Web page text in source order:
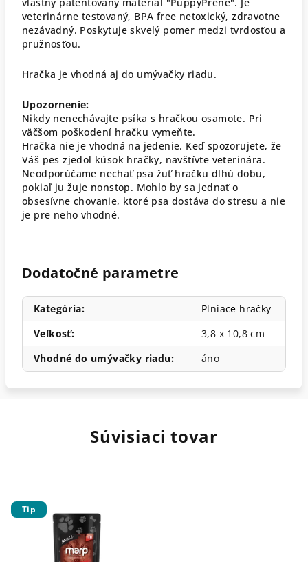
veterinárne testovaný, BPA free netoxický, zdravotne
nezávadný. Poskytuje skvelý pomer medzi tvrdosťou a
pružnosťou.
Hračka je vhodná aj do umývačky riadu.
Upozornenie:
Nikdy nenechávajte psíka s hračkou osamote. Pri
väčšom poškodení hračku vymeňte.
Hračka nie je vhodná na jedenie. Keď spozorujete, že
Váš pes zjedol kúsok hračky, navštívte veterinára.
Neodporúčame nechať psa žuť hračku dlhú dobu,
pokiaľ ju žuje nonstop. Mohlo by sa jednať o
obsesívne chovanie, ktoré psa dostáva do stresu a nie
je pre neho vhodné.
Dodatočné parametre
Kategória:
Plniace hračky
Veľkosť:
3,8 x 10,8 cm
Vhodné do umývačky riadu: áno
Súvisiaci tovar
Tip